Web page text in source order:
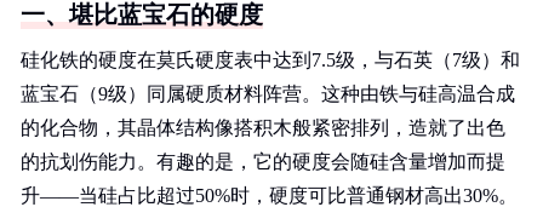
一、堪比蓝宝石的硬度
硅化铁的硬度在莫氏硬度表中达到7.5级，与石英（7级）和
蓝宝石（9级）同属硬质材料阵营。这种由铁与硅高温合成
的化合物，其晶体结构像搭积木般紧密排列，造就了出色
的抗划伤能力。有趣的是，它的硬度会随硅含量增加而提
升——当硅占比超过50%时，硬度可比普通钢材高出30%。